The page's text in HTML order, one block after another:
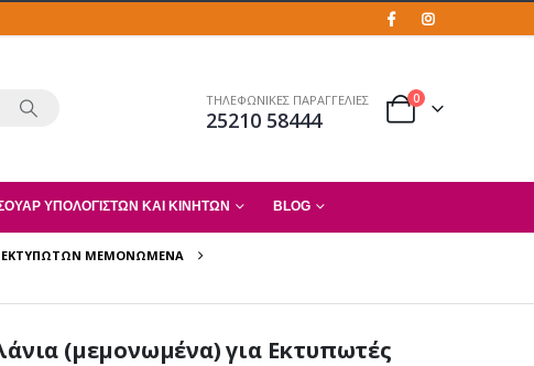
ΤΗΛΕΦΩΝΙΚΕΣ ΠΑΡΑΓΓΕΛΙΕΣ
25210 58444
0
ΥΠΟΛΟΓΙΣΤΏΝ ΚΑΙ ΚΙΝΗΤΏΝ BLOG
ΕΚΤΥΠΩΤΏΝ ΜΕΜΟΝΩΜΈΝΑ
(μεμονωμένα) για Εκτυπωτές